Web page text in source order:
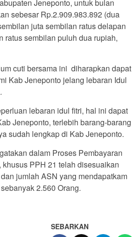
Jeneponto, untuk bulan
sebesar Rp.2.909.983.892 (dua
juta sembilan ratus delapan
ratus sembilan puluh dua rupiah,
cuti bersama ini diharapkan dapat
Kab Jeneponto jelang lebaran Idul
lebaran idul fitri, hal ini dapat
Jeneponto, terlebih barang-barang
sudah lengkap di Kab Jeneponto.
dalam Proses Pembayaran
PPH 21 telah disesuaikan
jumlah ASN yang mendapatkam
2.560 Orang.
SEBARKAN